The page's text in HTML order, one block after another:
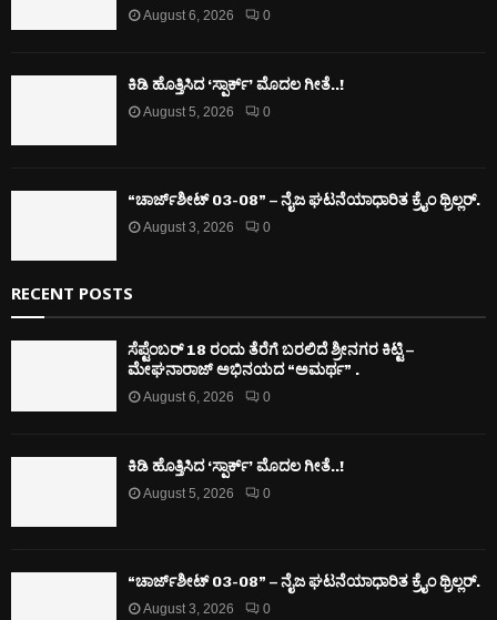
August 6, 2026 0
ಕಿಡಿ‌‌ ಹೊತ್ತಿಸಿದ ‘ಸ್ಪಾರ್ಕ್’ ಮೊದಲ‌ ಗೀತೆ..!
August 5, 2026 0
“ಚಾರ್ಜ್‌ಶೀಟ್ 03-08” – ನೈಜ ಘಟನೆಯಾಧಾರಿತ ಕ್ರೈಂ ಥ್ರಿಲ್ಲರ್.
August 3, 2026 0
RECENT POSTS
ಸೆಪ್ಟೆಂಬರ್ 18 ರಂದು ತೆರೆಗೆ ಬರಲಿದೆ ಶ್ರೀನಗರ ಕಿಟ್ಟಿ –
ಮೇಘನಾರಾಜ್ ಅಭಿನಯದ “ಅಮರ್ಥ” .
August 6, 2026 0
ಕಿಡಿ‌‌ ಹೊತ್ತಿಸಿದ ‘ಸ್ಪಾರ್ಕ್’ ಮೊದಲ‌ ಗೀತೆ..!
August 5, 2026 0
“ಚಾರ್ಜ್‌ಶೀಟ್ 03-08” – ನೈಜ ಘಟನೆಯಾಧಾರಿತ ಕ್ರೈಂ ಥ್ರಿಲ್ಲರ್.
August 3, 2026 0